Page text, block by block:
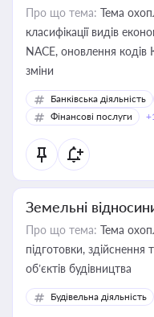
Про що тема: Тема
класифікації видів
NACE, оновлення кодів
зміни
Банківська діяльність
Фінансові послуги
Земельні
Про що тема: Тема
підготовки, здійснення
об’єктів будівництва
Будівельна діяльність